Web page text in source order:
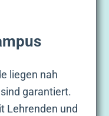
liegen nah
garantiert.
Lehrenden und